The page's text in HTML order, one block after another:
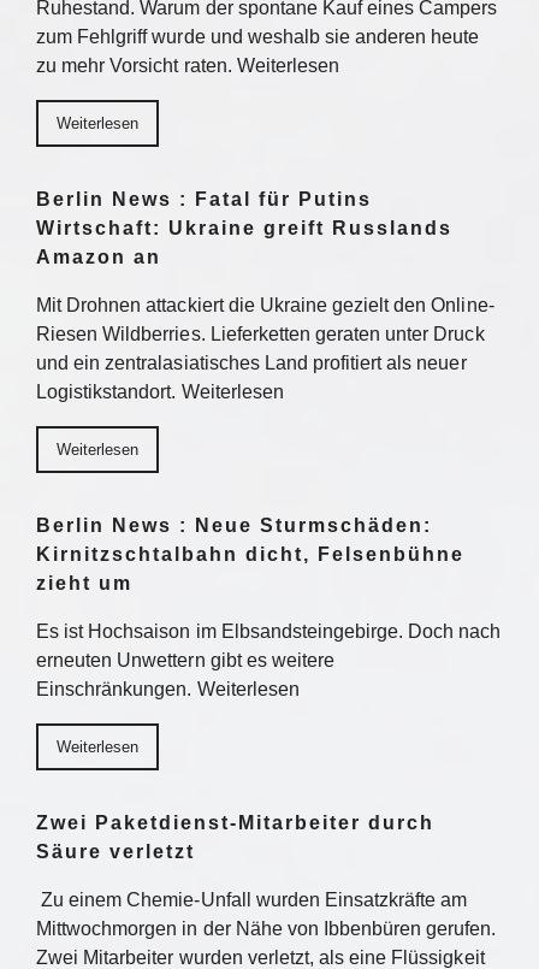
Ruhestand. Warum der spontane Kauf eines Campers
zum Fehlgriff wurde und weshalb sie anderen heute
zu mehr Vorsicht raten. Weiterlesen
Weiterlesen
Berlin News : Fatal für Putins
Wirtschaft: Ukraine greift Russlands
Amazon an
Mit Drohnen attackiert die Ukraine gezielt den Online-
Riesen Wildberries. Lieferketten geraten unter Druck
und ein zentralasiatisches Land profitiert als neuer
Logistikstandort. Weiterlesen
Weiterlesen
Berlin News : Neue Sturmschäden:
Kirnitzschtalbahn dicht, Felsenbühne
zieht um
Es ist Hochsaison im Elbsandsteingebirge. Doch nach
erneuten Unwettern gibt es weitere
Einschränkungen. Weiterlesen
Weiterlesen
Zwei Paketdienst-Mitarbeiter durch
Säure verletzt
Zu einem Chemie-Unfall wurden Einsatzkräfte am
Mittwochmorgen in der Nähe von Ibbenbüren gerufen.
Zwei Mitarbeiter wurden verletzt, als eine Flüssigkeit